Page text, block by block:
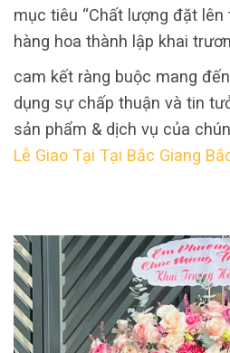
mục tiêu “Chất lượng đặt lên
hàng hoa thành lập khai
cam kết ràng buộc mang
dụng sự chấp thuận và tin
sản phẩm & dịch vụ của
Lễ Giao Tại Tại Bắc Giang